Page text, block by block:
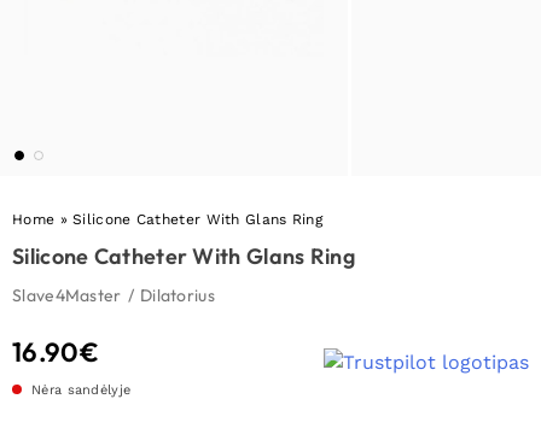
Home »Silicone Catheter With Glans Ring
Silicone Catheter With Glans Ring
Slave4Master / Dilatorius
16.90€
Nėra sandėlyje